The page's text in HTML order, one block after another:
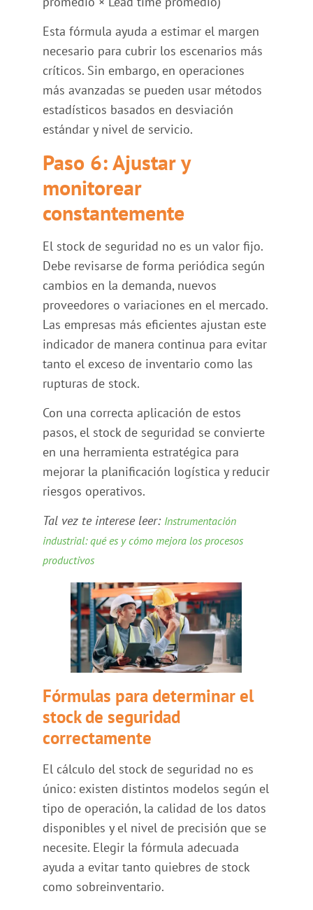
Esta fórmula ayuda a estimar el margen
necesario para cubrir los escenarios más
críticos. Sin embargo, en operaciones
más avanzadas se pueden usar métodos
estadísticos basados en desviación
estándar y nivel de servicio.
Paso 6: Ajustar y
monitorear
constantemente
El stock de seguridad no es un valor fijo.
Debe revisarse de forma periódica según
cambios en la demanda, nuevos
proveedores o variaciones en el mercado.
Las empresas más eficientes ajustan este
indicador de manera continua para evitar
tanto el exceso de inventario como las
rupturas de stock.
Con una correcta aplicación de estos
pasos, el stock de seguridad se convierte
en una herramienta estratégica para
mejorar la planificación logística y reducir
riesgos operativos.
Tal vez te interese leer: Instrumentación
industrial: qué es y cómo mejora los procesos
productivos
Fórmulas para determinar el
stock de seguridad
correctamente
El cálculo del stock de seguridad no es
único: existen distintos modelos según el
tipo de operación, la calidad de los datos
disponibles y el nivel de precisión que se
necesite. Elegir la fórmula adecuada
ayuda a evitar tanto quiebres de stock
como sobreinventario.